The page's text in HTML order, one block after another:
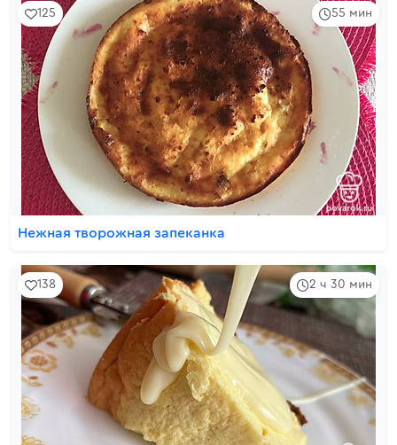
55 мин
125
Нежная творожная запеканка
2 ч 30 мин
138